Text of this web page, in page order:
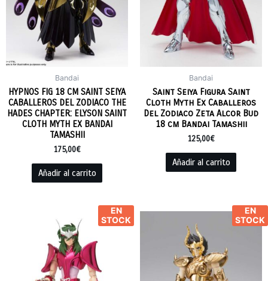
Bandai
HYPNOS FIG 18 CM SAINT SEIYA
CABALLEROS DEL ZODIACO THE
HADES CHAPTER: ELYSON SAINT
CLOTH MYTH EX BANDAI
TAMASHII
175,00€
Añadir al carrito
Bandai
Saint Seiya Figura Saint
Cloth Myth Ex Caballeros
Del Zodiaco Zeta Alcor Bud
18 cm Bandai Tamashii
125,00€
Añadir al carrito
EN
STOCK
EN
STOCK